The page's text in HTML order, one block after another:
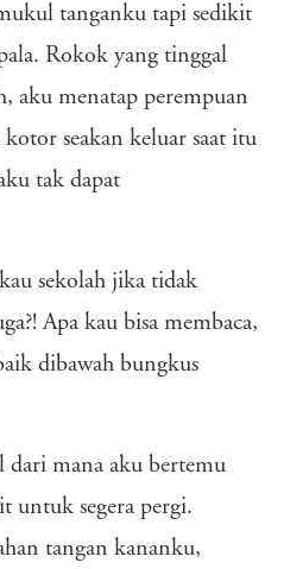
tanganku tapi sedikit
Rokok yang tinggal
aku menatap perempuan
seakan keluar saat itu
tak dapat
sekolah jika tidak
Apa kau bisa membaca,
dibawah bungkus
dari mana aku bertemu
untuk segera pergi.
tangan kananku,